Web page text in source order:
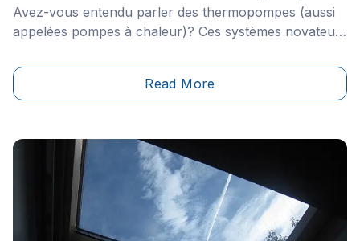
Avez-vous entendu parler des thermopompes (aussi
appelées pompes à chaleur)? Ces systèmes novateurs
écoresponsables, ils requièrent aussi peu d’entretien
afin d'être en mesure de fournir chauffage et
Read More